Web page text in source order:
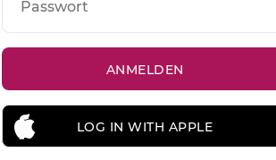
LOG IN WITH APPLE